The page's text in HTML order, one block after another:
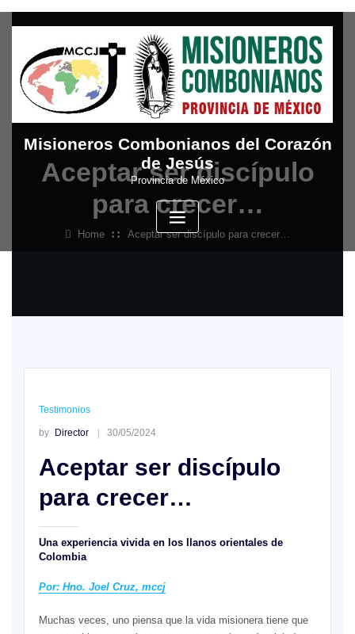
content
Misioneros Combonianos del Corazón
de Jesús
Provincia de México
Aceptar ser discípulo
para crecer…
Home Aceptar ser discípulo para crecer…
Testimonios
by Director 30/05/2024
Aceptar ser discípulo
para crecer…
Una experiencia vivida en los llanos orientales de
Colombia
Por: Hno. Joel Cruz, mccj
Muchas veces, uno piensa que la vida misionera tiene que